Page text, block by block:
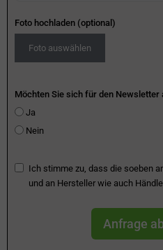
Foto hochladen (optional)
Foto auswählen
Möchten Sie sich für den Newsletter
Ja
Nein
Ich stimme zu, dass die soeben
und an Hersteller wie auch
Anfrage